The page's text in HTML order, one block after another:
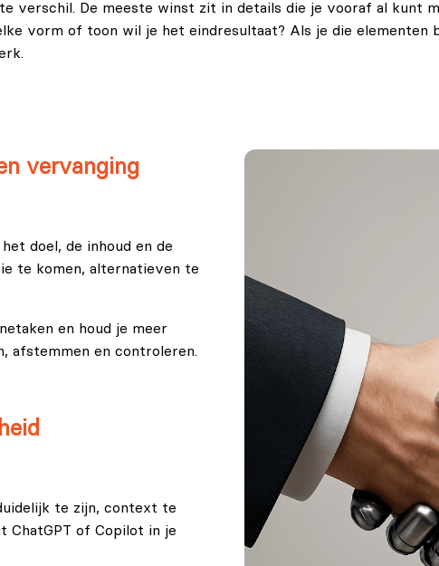
verschil. De meeste winst zit in details die je vooraf al kunt
vorm of toon wil je het eindresultaat? Als je die elementen
vervanging
doel, de inhoud en de
te komen, alternatieven te
en houd je meer
afstemmen en controleren.
te zijn, context te
ChatGPT of Copilot in je